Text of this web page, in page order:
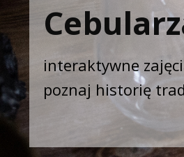
interaktywne
poznaj historię